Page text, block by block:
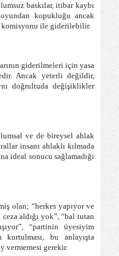
baskılar, itibar kaybı
kopukluğu ancak
ile giderilebilir.
giderilmeleri için yasa
Ancak yeterli değildir,
doğrultuda değişiklikler
ve de bireysel ahlak
insanı ahlaklı kılmada
ideal sonucu sağlamadığı
olan; “herkes yapıyor ve
aldığı yok”, “bal tutan
“partinin üyesiyim
kurtulması, bu anlayışta
vermemesi gerekir.